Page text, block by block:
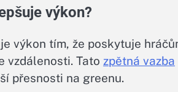
výkon?
výkon tím, že poskytuje
vzdálenosti. Tato zpětná vazba
přesnosti na greenu.